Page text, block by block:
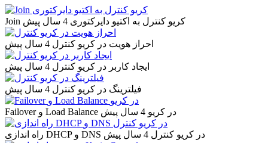
Join کریو کنترل به اکتیو دایرکتوری 4 سال پیش
احراز هویت در کریو کنترل 4 سال پیش
ایجاد کاربر در کریو کنترل 4 سال پیش
فیلترینگ در کریو کنترل 4 سال پیش
Failover و Load Balance در کریو 4 سال پیش
راه اندازی DHCP و DNS در کریو کنترل 4 سال پیش